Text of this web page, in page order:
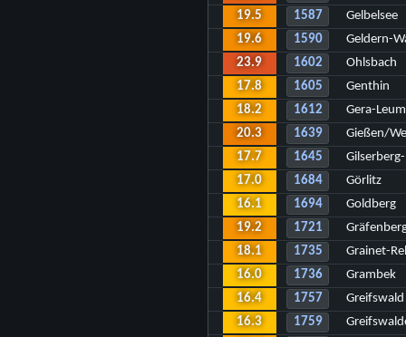
19.5
1587
Gelbelsee
19.6
1590
Geldern-
23.9
1602
Ohlsbach
17.8
1605
Genthin
18.2
1612
Gera-
20.3
1639
Gießen/
17.7
1645
17.0
1684
Görlitz
16.1
1694
Goldberg
19.2
1721
18.1
1735
Grainet-
16.0
1736
Grambek
16.4
1757
Greifswald
16.3
1759